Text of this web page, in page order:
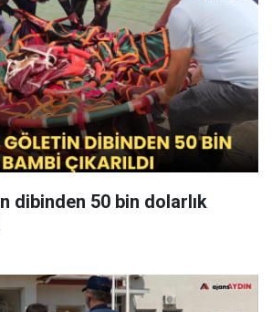
dibinden 50 bin dolarlık